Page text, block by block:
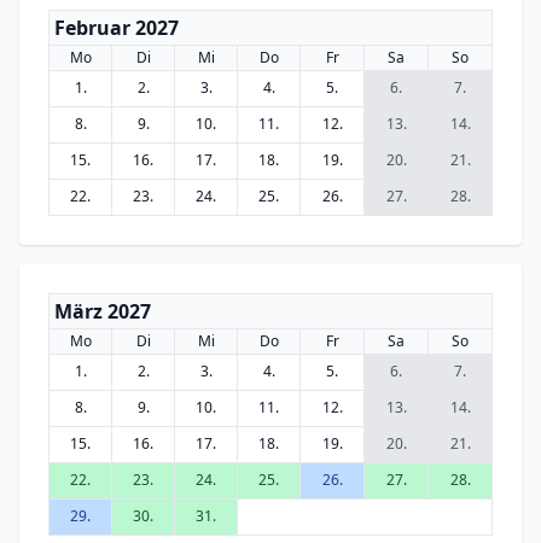
Februar 2027
Mo Di Mi Do Fr Sa
So
1.
2. 3. 4. 5. 6.
7.
8.
9. 10. 11. 12. 13.
14.
15.
16. 17. 18. 19. 20.
21.
22.
23. 24. 25. 26. 27. 28.
März 2027
Mo Di Mi Do Fr Sa
So
1.
2. 3. 4. 5. 6.
7.
8.
9. 10. 11. 12. 13.
14.
15.
16. 17. 18. 19. 20.
21.
22.
23. 24. 25. 26. 27.
28.
29.
30. 31.